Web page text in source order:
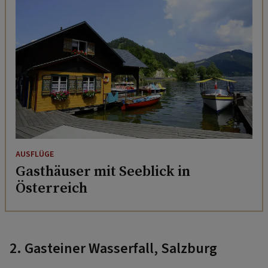
AUSFLÜGE
Gasthäuser mit Seeblick in
Österreich
2. Gasteiner Wasserfall, Salzburg